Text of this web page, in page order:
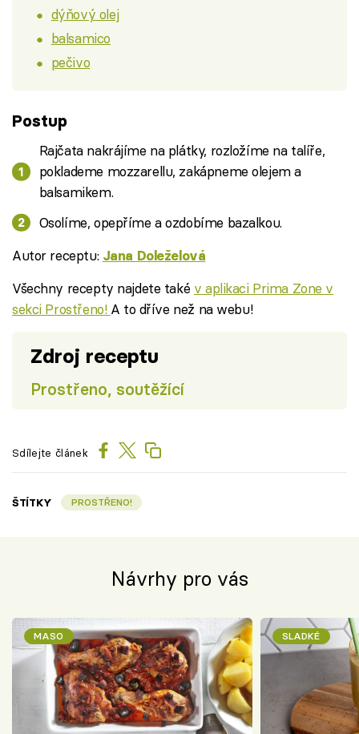
dýňový olej
balsamico
pečivo
Postup
Rajčata nakrájíme na plátky, rozložíme na talíře,
poklademe mozzarellu, zakápneme olejem a
balsamikem.
Osolíme, opepříme a ozdobíme bazalkou.
Autor receptu: Jana Doleželová
Všechny recepty najdete také v aplikaci Prima Zone v
sekci Prostřeno! A to dříve než na webu!
Zdroj receptu
Prostřeno, soutěžící
Sdílejte článek
ŠTÍTKY PROSTŘENO!
Návrhy pro vás
MASO SLADKÉ